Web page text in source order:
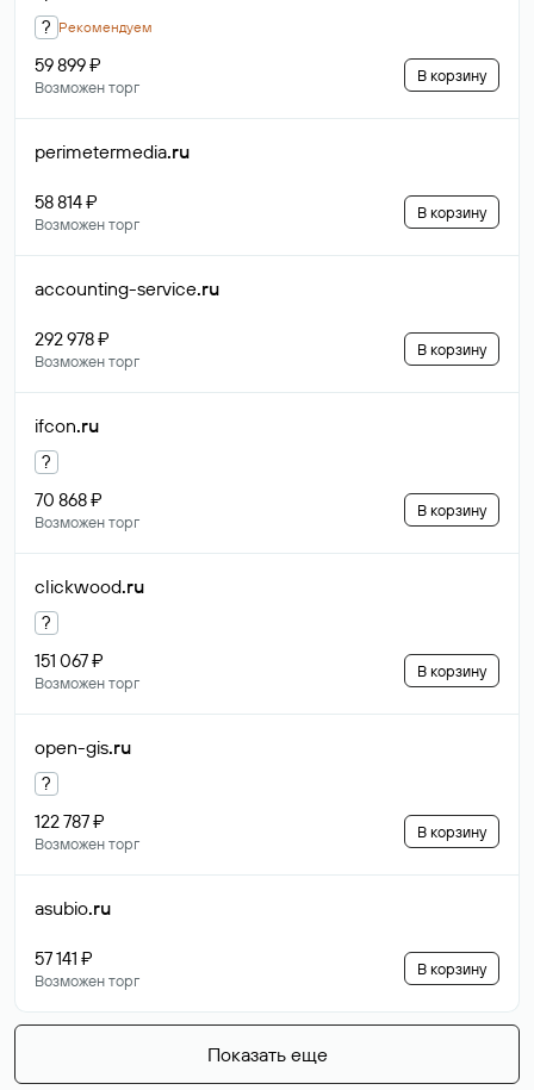
? Рекомендуем
59 899 ₽
Возможен торг
В корзину
perimetermedia.ru
58 814 ₽
Возможен торг
В корзину
accounting-service.ru
292 978 ₽
Возможен торг
В корзину
ifcon.ru
?
70 868 ₽
Возможен торг
В корзину
clickwood.ru
?
151 067 ₽
Возможен торг
В корзину
open-gis.ru
?
122 787 ₽
Возможен торг
В корзину
asubio.ru
57 141 ₽
Возможен торг
В корзину
Показать еще